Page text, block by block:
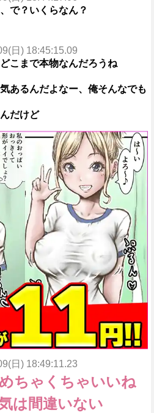
で？いくらなん？
日) 18:45:15.09
こまで本物なんだろうね
あるんだよなー、俺そんなでも
だけど
日) 18:49:11.23
ちゃくちゃいいね
は間違いない